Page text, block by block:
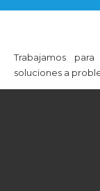
Trabajamos
soluciones a